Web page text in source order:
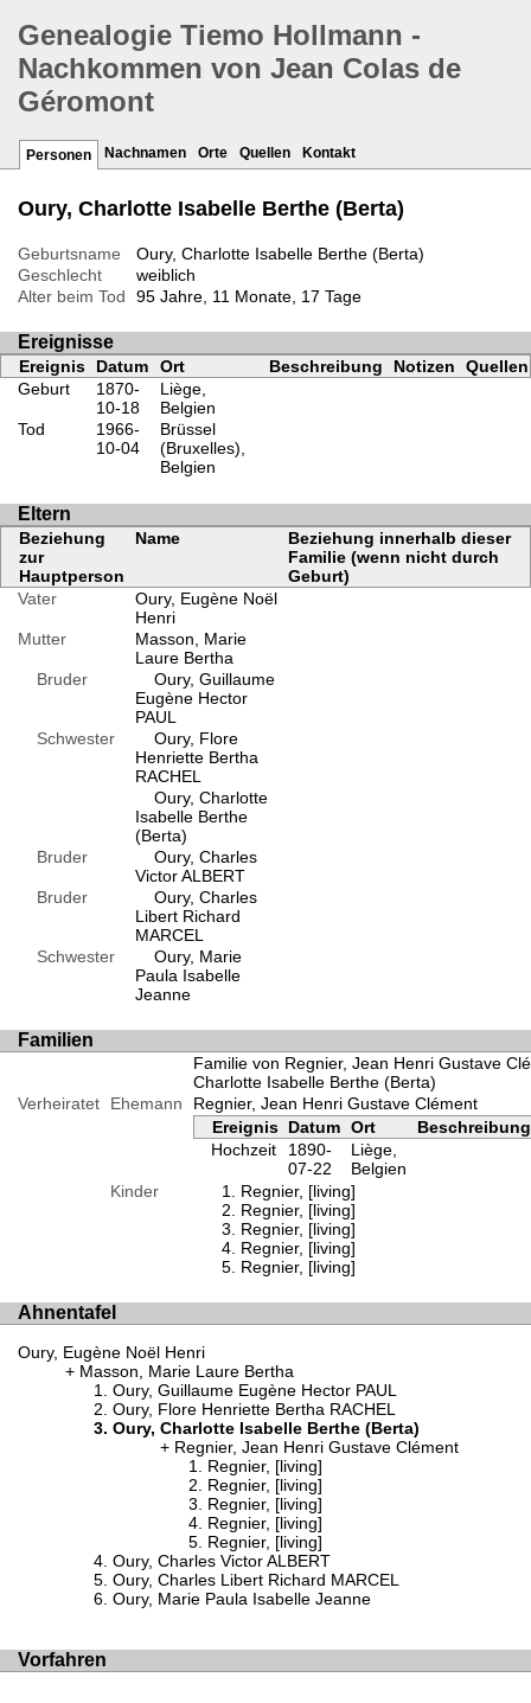
Genealogie Tiemo Hollmann -
Nachkommen von Jean Colas de
Géromont
Personen Nachnamen Orte Quellen Kontakt
Oury, Charlotte Isabelle Berthe (Berta)
Geburtsname
Oury, Charlotte Isabelle Berthe (Berta)
Geschlecht
weiblich
Alter beim Tod
95 Jahre, 11 Monate, 17 Tage
Ereignisse
Ereignis Datum Ort Beschreibung Notizen
Quellen
Geburt
1870-
10-18
Liège,
Belgien
Tod
1966-
10-04
Brüssel
(Bruxelles),
Belgien
Eltern
Beziehung
zur
Hauptperson
Name
Beziehung innerhalb dieser
Familie (wenn nicht durch
Geburt)
Vater
Oury, Eugène Noël
Henri
Mutter
Masson, Marie
Laure Bertha
Bruder
Oury, Guillaume
Eugène Hector
PAUL
Schwester
Oury, Flore
Henriette Bertha
RACHEL
Oury, Charlotte
Isabelle Berthe
(Berta)
Bruder
Oury, Charles
Victor ALBERT
Bruder
Oury, Charles
Libert Richard
MARCEL
Schwester
Oury, Marie
Paula Isabelle
Jeanne
Familien
Familie von Regnier, Jean Henri Gustave
Charlotte Isabelle Berthe (Berta)
Verheiratet
Ehemann
Regnier, Jean Henri Gustave Clément
Ereignis Datum Ort
Beschreibung
Hochzeit
1890-
07-22
Liège,
Belgien
Kinder
Regnier, [living]
Regnier, [living]
Regnier, [living]
Regnier, [living]
Regnier, [living]
Ahnentafel
Oury, Eugène Noël Henri
Masson, Marie Laure Bertha
Oury, Guillaume Eugène Hector PAUL
Oury, Flore Henriette Bertha RACHEL
Oury, Charlotte Isabelle Berthe (Berta)
Regnier, Jean Henri Gustave Clément
Regnier, [living]
Regnier, [living]
Regnier, [living]
Regnier, [living]
Regnier, [living]
Oury, Charles Victor ALBERT
Oury, Charles Libert Richard MARCEL
Oury, Marie Paula Isabelle Jeanne
Vorfahren